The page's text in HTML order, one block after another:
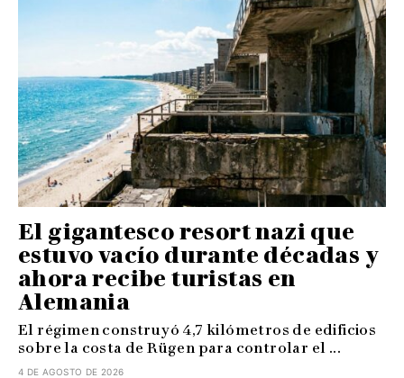
El gigantesco resort nazi que
estuvo vacío durante décadas y
ahora recibe turistas en
Alemania
El régimen construyó 4,7 kilómetros de edificios
sobre la costa de Rügen para controlar el ...
4 DE AGOSTO DE 2026